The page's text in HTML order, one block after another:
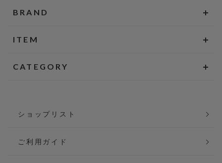
BRAND
ITEM
CATEGORY
ショップリスト
ご利用ガイド